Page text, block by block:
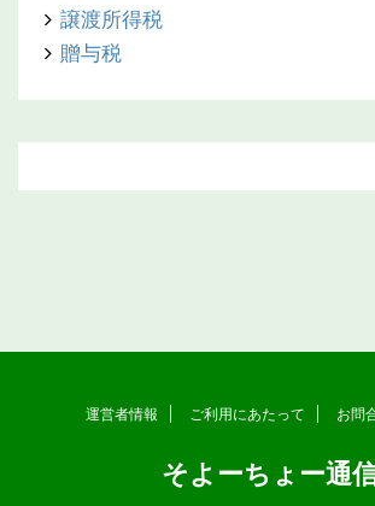
譲渡所得税
贈与税
運営者情報 ご利用にあたって お問
そよーちょー通
Copyright© そよーちょー通信 , 2026